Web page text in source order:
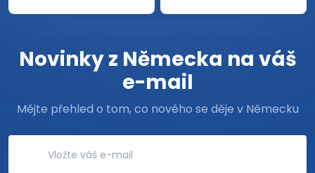
Novinky z Německa na váš
e-mail
Mějte přehled o tom, co nového se děje v Německu